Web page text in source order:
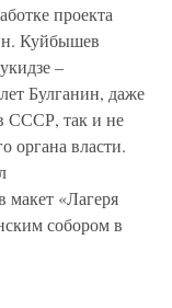
проекта
Куйбышев
–
Булганин, даже
СССР, так и не
органа власти.
макет «Лагеря
собором в